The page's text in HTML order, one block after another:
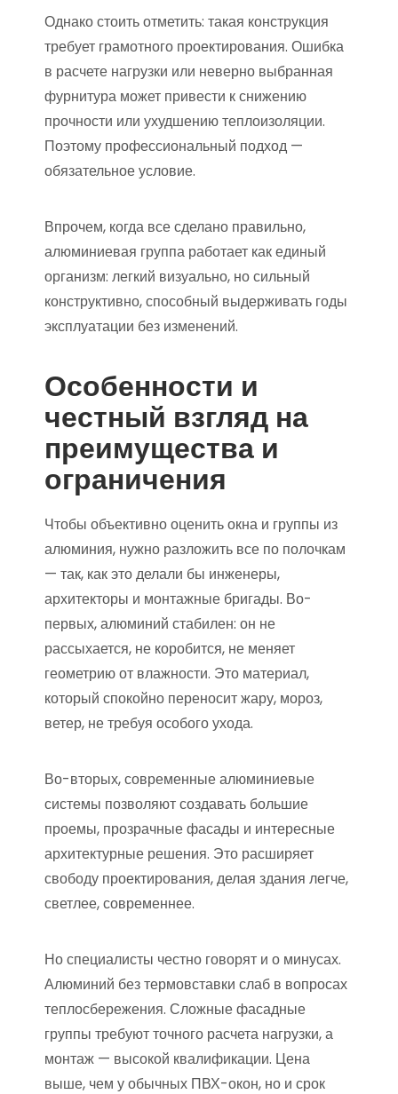
Однако стоить отметить: такая конструкция
требует грамотного проектирования. Ошибка
в расчете нагрузки или неверно выбранная
фурнитура может привести к снижению
прочности или ухудшению теплоизоляции.
Поэтому профессиональный подход —
обязательное условие.
Впрочем, когда все сделано правильно,
алюминиевая группа работает как единый
организм: легкий визуально, но сильный
конструктивно, способный выдерживать годы
эксплуатации без изменений.
Особенности и
честный взгляд на
преимущества и
ограничения
Чтобы объективно оценить окна и группы из
алюминия, нужно разложить все по полочкам
— так, как это делали бы инженеры,
архитекторы и монтажные бригады. Во-
первых, алюминий стабилен: он не
рассыхается, не коробится, не меняет
геометрию от влажности. Это материал,
который спокойно переносит жару, мороз,
ветер, не требуя особого ухода.
Во-вторых, современные алюминиевые
системы позволяют создавать большие
проемы, прозрачные фасады и интересные
архитектурные решения. Это расширяет
свободу проектирования, делая здания легче,
светлее, современнее.
Но специалисты честно говорят и о минусах.
Алюминий без термовставки слаб в вопросах
теплосбережения. Сложные фасадные
группы требуют точного расчета нагрузки, а
монтаж — высокой квалификации. Цена
выше, чем у обычных ПВХ-окон, но и срок